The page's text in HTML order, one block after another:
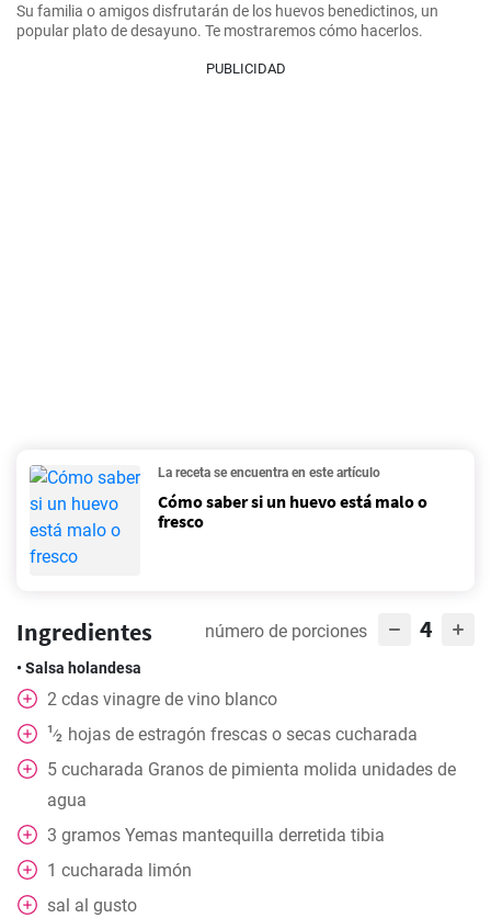
Su familia o amigos disfrutarán de los huevos benedictinos, un
popular plato de desayuno. Te mostraremos cómo hacerlos.
PUBLICIDAD
La receta se encuentra en este artículo
Cómo saber si un huevo está malo o
fresco
Ingredientes número de porciones 4
• Salsa holandesa
2 cdas vinagre de vino blanco
1⁄2 hojas de estragón frescas o secas cucharada
5 cucharada Granos de pimienta molida unidades de
agua
3 gramos Yemas mantequilla derretida tibia
1 cucharada limón
sal al gusto